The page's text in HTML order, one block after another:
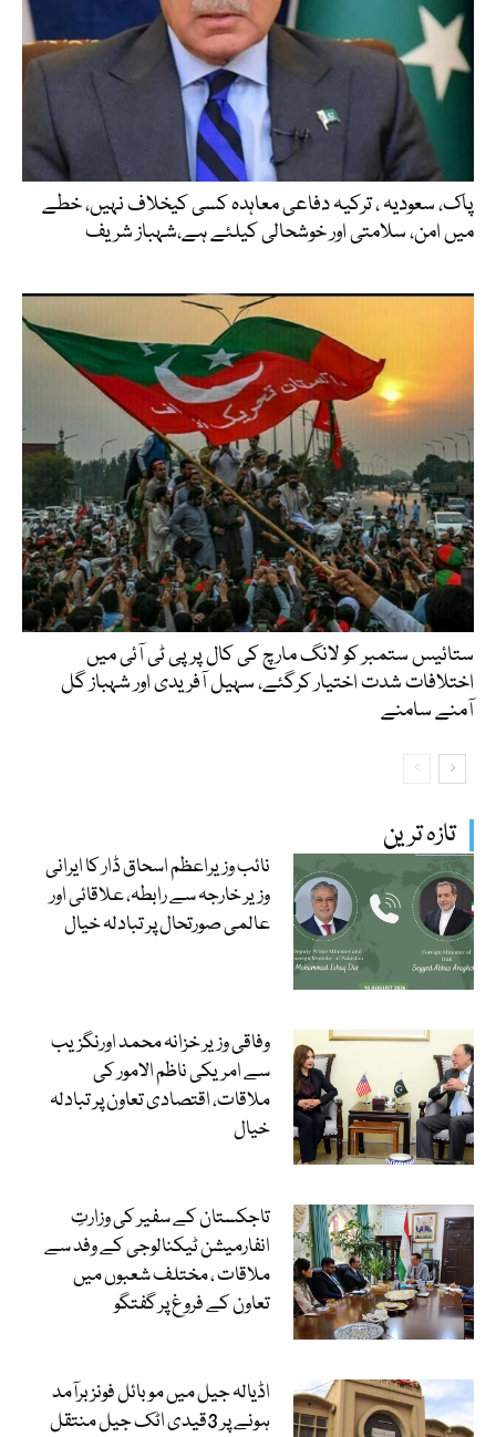
تازہ ترین
نائب وزیراعظم اسحاق ڈار کا ایرانی
وزیر خارجہ سے رابطہ، علاقائی اور
عالمی صورتحال پر تبادلہ خیال
وفاقی وزیر خزانہ محمد اورنگزیب
سے امریکی ناظم الامور کی
ملاقات، اقتصادی تعاون پر تبادلہ
خیال
تاجکستان کے سفیر کی وزارتِ
انفارمیشن ٹیکنالوجی کے وفد سے
ملاقات ، مختلف شعبوں میں
تعاون کے فروغ پر گفتگو
اڈیالہ جیل میں موبائل فونز برآمد
ہونے پر 3قیدی اٹک جیل منتقل
پاک، سعودیہ ، ترکیہ دفاعی معاہدہ کسی کیخلاف نہیں، خطے
میں امن، سلامتی اور خوشحالی کیلئے ہے،شہباز شریف
ستائیس ستمبر کو لانگ مارچ کی کال پر پی ٹی آئی میں
اختلافات شدت اختیار کرگئے، سہیل آفریدی اور شہباز گل
آمنے سامنے